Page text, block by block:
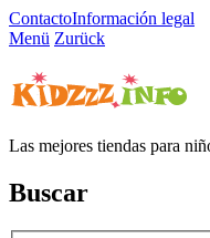
ContactoInformación legal
Menü Zurück
Las mejores tiendas para
Buscar